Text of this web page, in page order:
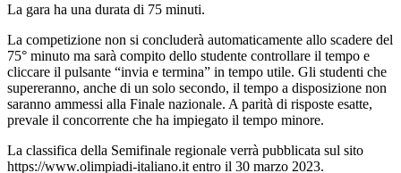
La gara ha una durata di 75 minuti.
La competizione non si concluderà automaticamente allo scadere del
75° minuto ma sarà compito dello studente controllare il tempo e
cliccare il pulsante “invia e termina” in tempo utile. Gli studenti che
supereranno, anche di un solo secondo, il tempo a disposizione non
saranno ammessi alla Finale nazionale. A parità di risposte esatte,
prevale il concorrente che ha impiegato il tempo minore.
La classifica della Semifinale regionale verrà pubblicata sul sito
https://www.olimpiadi-italiano.it entro il 30 marzo 2023.